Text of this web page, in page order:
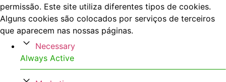
permissão. Este site utiliza diferentes tipos de cookies.
Alguns cookies são colocados por serviços de terceiros
que aparecem nas nossas páginas.
Necessary
Always Active